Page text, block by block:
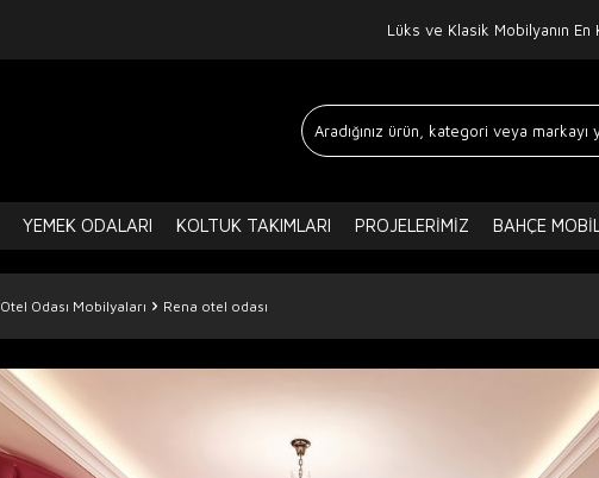
Lüks ve Klasik Mobilyanın En
YEMEK ODALARI KOLTUK TAKIMLARI PROJELERIMIZ BAHÇE
Otel Odası Mobilyaları Rena otel odası